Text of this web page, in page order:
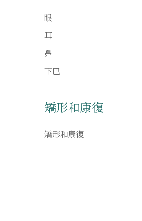
眼
耳
鼻
下巴
矯形和康復
矯形和康復